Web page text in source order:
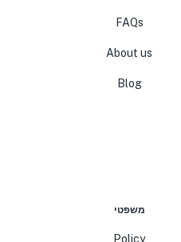
FAQs
About us
Blog
משפטי
Policy